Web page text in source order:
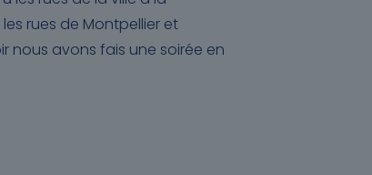
rues de Montpellier et
nous avons fais une soirée en